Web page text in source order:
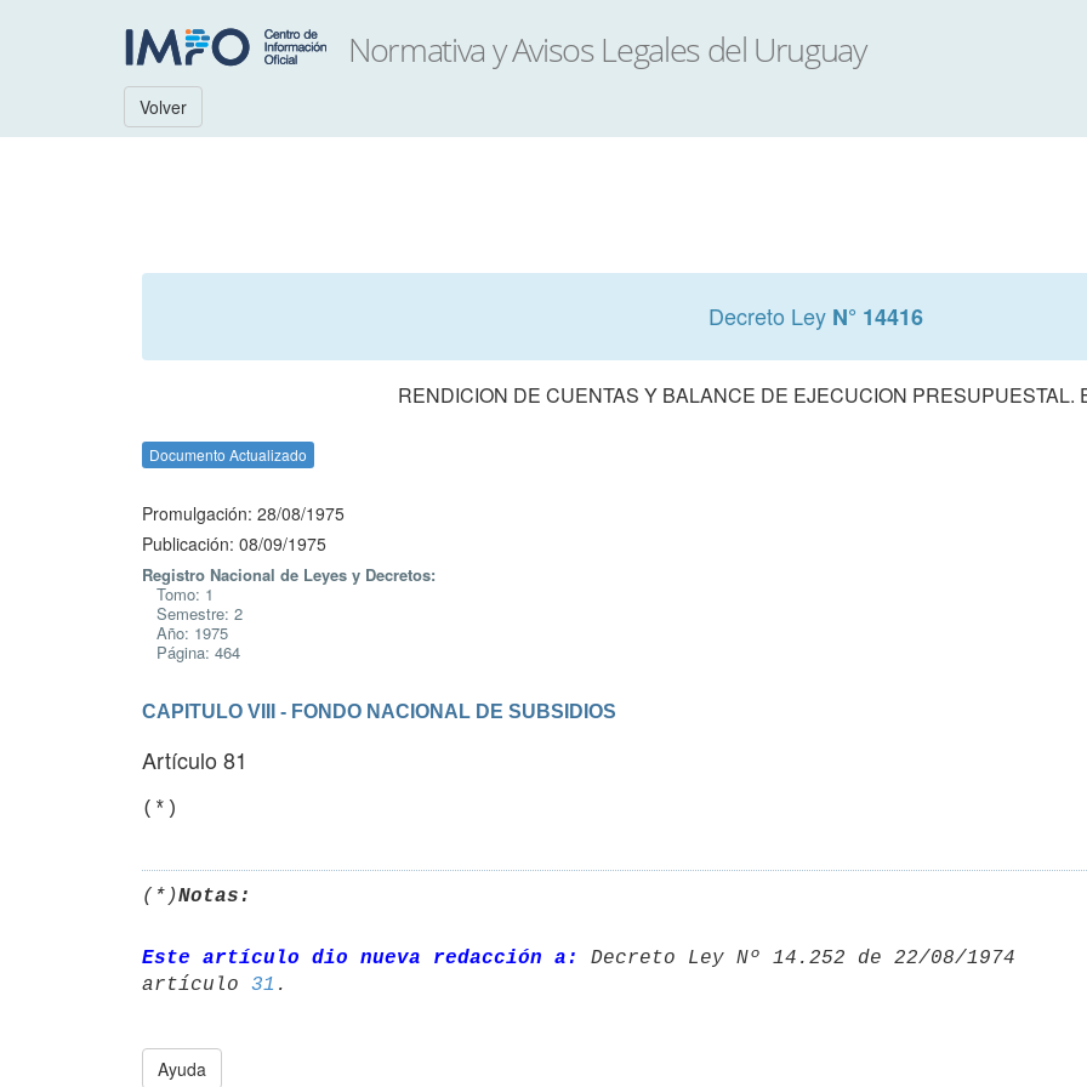
Volver
Decreto Ley N° 14416
RENDICION DE CUENTAS Y BALANCE DE EJECUCION PRESUPUESTAL.
Documento Actualizado
Promulgación: 28/08/1975
Publicación: 08/09/1975
Registro Nacional de Leyes y Decretos:
Tomo: 1
Semestre: 2
Año: 1975
Página: 464
CAPITULO VIII - FONDO NACIONAL DE SUBSIDIOS
Artículo 81
(*)Notas:
Este artículo dio nueva redacción a:
Decreto Ley Nº 14.252 de 22/08/1974
artículo 31
Ayuda